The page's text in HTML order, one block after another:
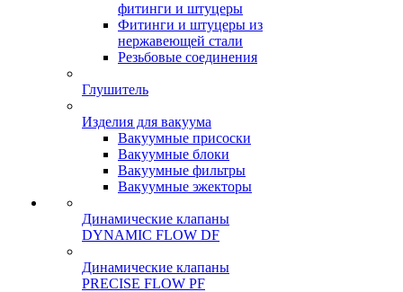
фитинги и штуцеры
Фитинги и штуцеры из
нержавеющей стали
Резьбовые соединения
Глушитель
Изделия для вакуума
Вакуумные присоски
Вакуумные блоки
Вакуумные фильтры
Вакуумные эжекторы
Динамические клапаны
DYNAMIC FLOW DF
Динамические клапаны
PRECISE FLOW PF